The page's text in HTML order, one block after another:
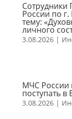
Сотрудники
России по
тему:
личного
3.08.2026|
МЧС России
поступать
3.08.2026|